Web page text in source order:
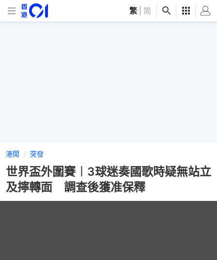
繁 简
港聞 突發
世界盃外圍賽︱3球迷奏國歌時疑無站立
及擰轉面 調查後獲准保釋